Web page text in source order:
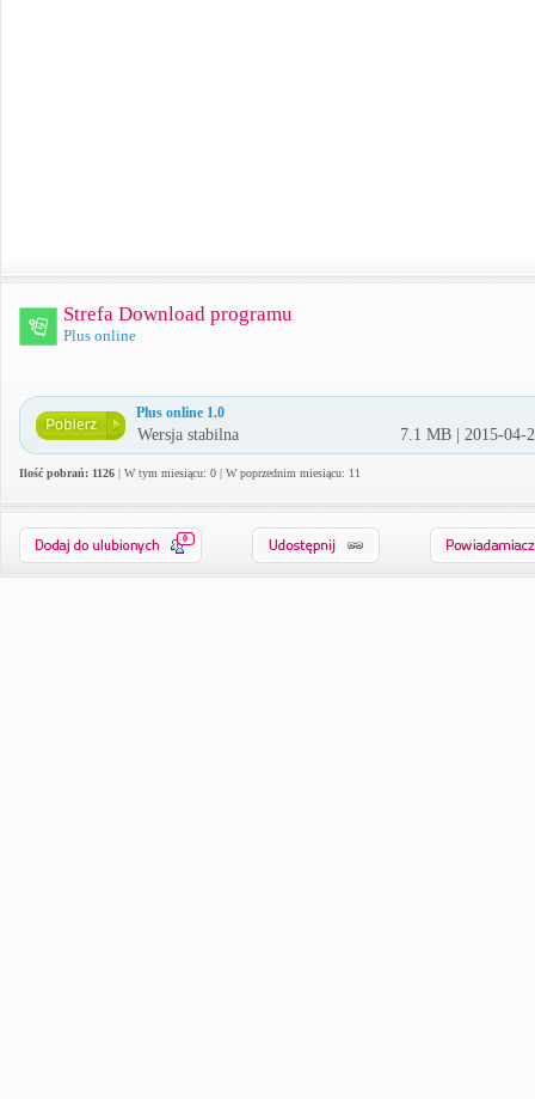
Strefa Download programu
Plus online
Plus online 1.0
Wersja stabilna 7.1 MB | 2015-04-
Ilość pobrań: 1126 | W tym miesiącu: 0 | W poprzednim miesiącu: 11
0